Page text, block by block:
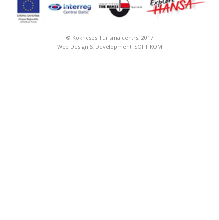
© Kokneses Tūrisma centrs, 2017
Web Design & Development: SOFTIKOM